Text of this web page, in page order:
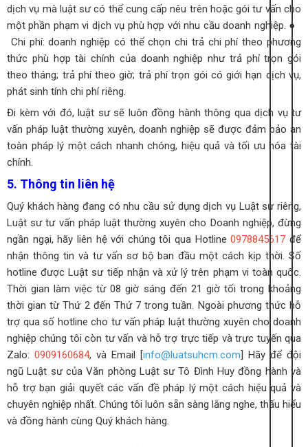
dịch vụ mà luật sư có thể cung cấp nêu trên hoặc gói tư vấn cho
một phần phạm vi dịch vụ phù hợp với nhu cầu doanh nghiệp. ●
Chi phí: doanh nghiệp có thể chọn chi trả chi phí theo phương
thức phù hợp tài chính của doanh nghiệp như trả phí trọn gói
theo tháng; trả phí theo giờ; trả phí trọn gói có giới hạn dịch vụ,
phát sinh tính chi phí riêng.
Đi kèm với đó, luật sư sẽ luôn đồng hành thông qua dịch vụ tư
vấn pháp luật thường xuyên, doanh nghiệp sẽ được đảm bảo an
toàn pháp lý một cách nhanh chóng, hiệu quả và tối ưu hóa tài
chính.
5. Thông tin liên hệ
Quý khách hàng đang có nhu cầu sử dụng dịch vụ Luật sư riêng,
Luật sư tư vấn pháp luật thường xuyên cho Doanh nghiệp, đừng
ngần ngại, hãy liên hệ với chúng tôi qua Hotline0978845617để
nhận thông tin và tư vấn sơ bộ ban đầu một cách kịp thời. Số
hotline được Luật sư tiếp nhận và xử lý trên phạm vi toàn quốc.
Thời gian làm việc từ 08 giờ sáng đến 21 giờ tối trong khoảng
thời gian từ Thứ 2 đến Thứ 7 trong tuần. Ngoài phương thức hỗ
trợ qua số hotline cho tư vấn pháp luật thường xuyên cho doanh
nghiệp chúng tôi còn tư vấn và hỗ trợ trực tiếp và trực tuyến qua
Zalo: 0909160684, và Email [info@luatsuhcm.com] Hãy để đội
ngũ Luật sư của Văn phòng Luật sư Tô Đình Huy đồng hành và
hỗ trợ bạn giải quyết các vấn đề pháp lý một cách hiệu quả và
chuyên nghiệp nhất. Chúng tôi luôn sẵn sàng lắng nghe, thấu hiểu
và đồng hành cùng Quý khách hàng.